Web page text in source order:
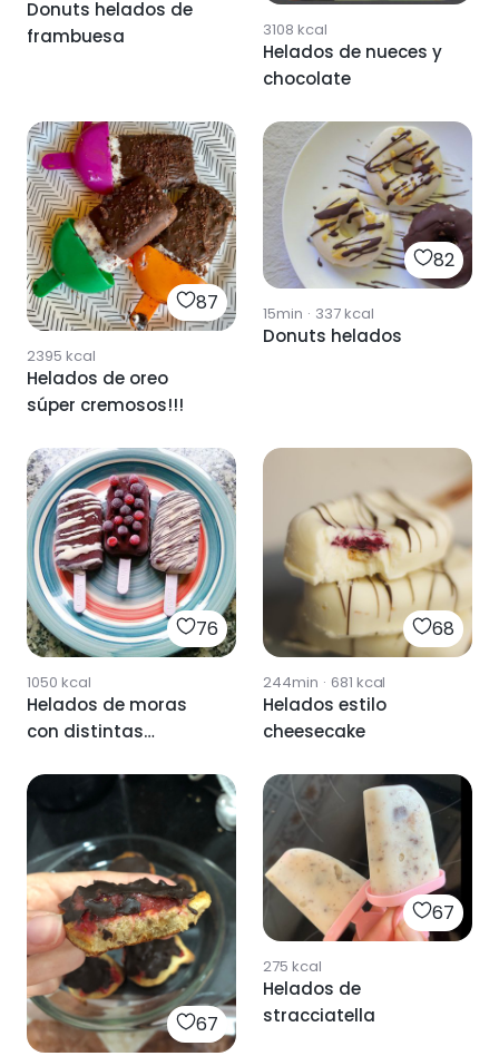
Donuts helados de
frambuesa
3108 kcal
Helados de nueces y
chocolate
87
2395 kcal
Helados de oreo
súper cremosos!!!
82
15min · 337kcal
Donuts helados
76
1050 kcal
Helados de moras
con distintas
68
244min · 681 kcal
Helados estilo
cheesecake
67
67
275 kcal
Helados de
stracciatella